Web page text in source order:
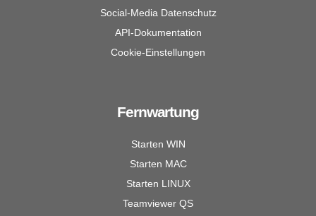
Social-Media Datenschutz
API-Dokumentation
Cookie-Einstellungen
Fernwartung
Starten WIN
Starten MAC
Starten LINUX
Teamviewer QS